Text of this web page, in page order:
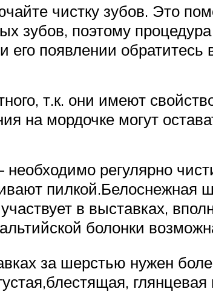
чистку зубов. Это
зубов, поэтому
его появлении обратитесь
т.к. они имеют
на мордочке могут
регулярно
пилкой.Белоснежная
в выставках,
болонки
за шерстью нужен